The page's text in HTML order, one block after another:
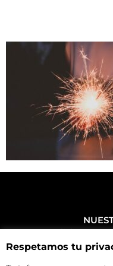
Haz click aquí y
+34 972 500 449
Respetamos tu